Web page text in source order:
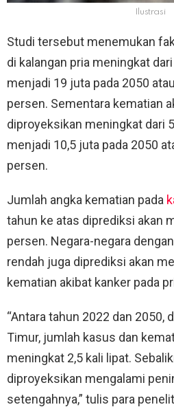
Ilustrasi
Studi tersebut menemukan
di kalangan pria meningkat
menjadi 19 juta pada 2050
persen. Sementara kematian
diproyeksikan meningkat dari
menjadi 10,5 juta pada 2050
persen.
Jumlah angka kematian pada
tahun ke atas diprediksi akan
persen. Negara-negara
rendah juga diprediksi akan
kematian akibat kanker pada
“Antara tahun 2022 dan 2050,
Timur, jumlah kasus dan
meningkat 2,5 kali lipat.
diproyeksikan mengalami
setengahnya,” tulis para